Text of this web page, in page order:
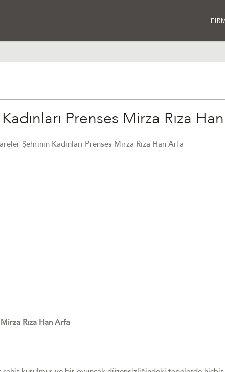
Prenses Mirza Rıza
Şehrinin Kadınları Prenses Mirza Rıza Han Arfa
Rıza Han Arfa